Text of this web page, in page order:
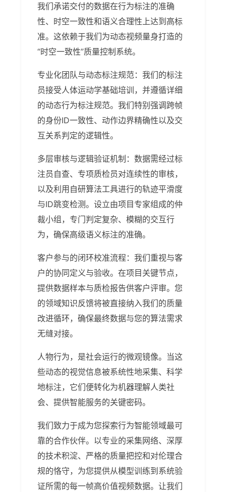
我们承诺交付的数据在行为标注的准确
性、时空一致性和语义合理性上达到高标
准。这依赖于我们为动态视频量身打造的
“时空一致性”质量控制系统。
专业化团队与动态标注规范：我们的标注
员接受人体运动学基础培训，并遵循详细
的动态行为标注规范。我们特别强调跨帧
的身份ID一致性、动作边界精确性以及交
互关系判定的逻辑性。
多层审核与逻辑验证机制：数据需经过标
注员自查、专项质检员对连续性的审核，
以及利用自研算法工具进行的轨迹平滑度
与ID跳变检测。设立由项目专家组成的仲
裁小组，专门判定复杂、模糊的交互行
为，确保高级语义标注的准确。
客户参与的闭环校准流程：我们重视与客
户的协同定义与验收。在项目关键节点，
提供数据样本与质检报告供客户评审。您
的领域知识反馈将被直接纳入我们的质量
改进循环，确保最终数据与您的算法需求
无缝对接。
人物行为，是社会运行的微观镜像。当这
些动态的视觉信息被系统性地采集、科学
地标注，它们便转化为机器理解人类社
会、提供智能服务的关键密码。
我们致力于成为您探索行为智能领域最可
靠的合作伙伴。以专业的采集网络、深厚
的技术积淀、严格的质量把控和对伦理合
规的恪守，为您提供从模型训练到系统验
证所需的每一帧高价值视频数据。让我们